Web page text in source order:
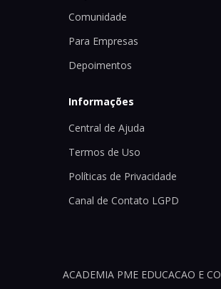
Comunidade
Para Empresas
Depoimentos
Informações
Central de Ajuda
Termos de Uso
Políticas de Privacidade
Canal de Contato LGPD
ACADEMIA PME EDUCACAO E